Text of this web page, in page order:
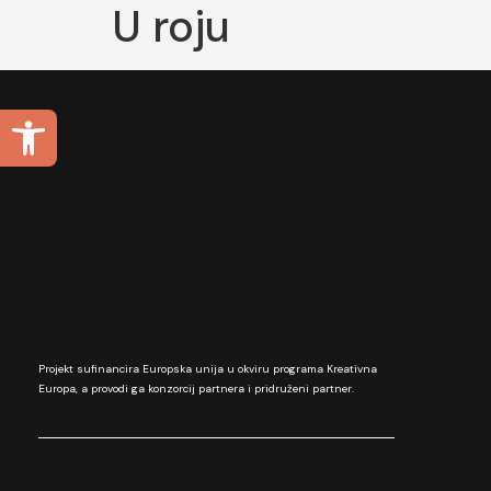
Open toolbar
U roju
Projekt sufinancira Europska unija u okviru programa Kreativna
Europa, a provodi ga konzorcij partnera i pridruženi partner.